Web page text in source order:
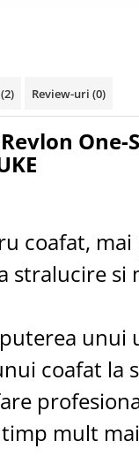
(2) Review-uri (0)
One-
coafat,
stralucire si
unui
coafat la
mult